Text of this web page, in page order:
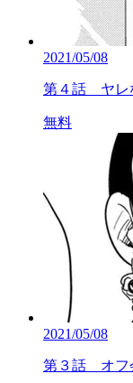
2021/05/08
第４話 ヤレ
無料
2021/05/08
第３話 オフ